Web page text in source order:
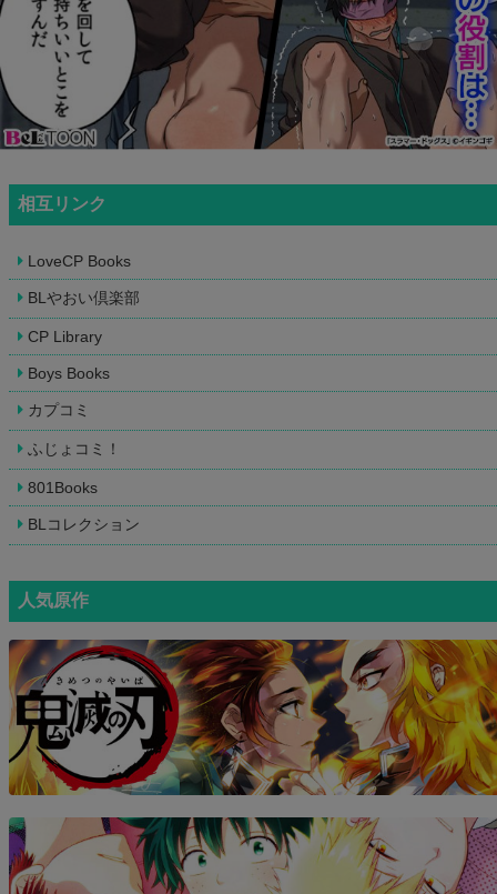
相互リンク
LoveCP Books
BLやおい倶楽部
CP Library
Boys Books
カプコミ
ふじょコミ！
801Books
BLコレクション
人気原作